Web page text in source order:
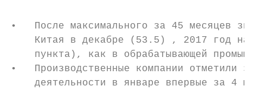
•   После максимального за 45 месяцев
Китая в декабре (53.5) , 2017 год
пункта), как в обрабатывающей
•   Производственные компании отметили
деятельности в январе впервые за 4